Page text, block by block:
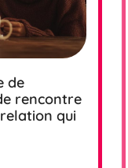
de
rencontre
qui